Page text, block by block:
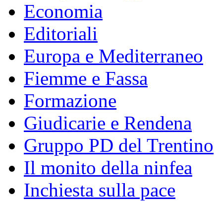
Economia
Editoriali
Europa e Mediterraneo
Fiemme e Fassa
Formazione
Giudicarie e Rendena
Gruppo PD del Trentino
Il monito della ninfea
Inchiesta sulla pace